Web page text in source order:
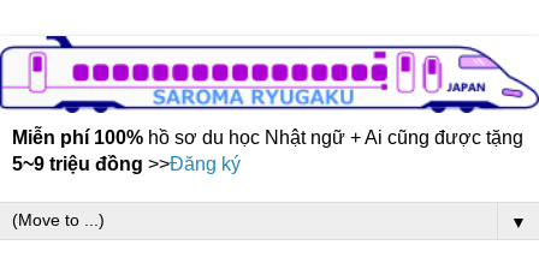
Miễn phí 100% hồ sơ du học Nhật ngữ + Ai cũng được tặng
5~9 triệu đồng >>Đăng ký
▼